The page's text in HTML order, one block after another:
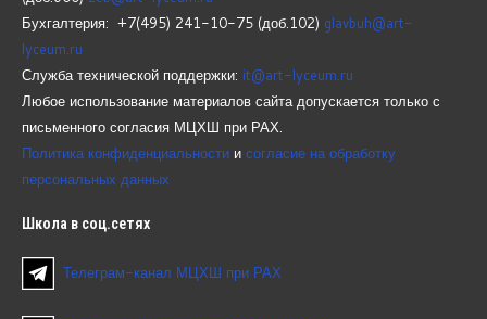
Бухгалтерия: +7(495) 241-10-75 (доб.102) glavbuh@art-
lyceum.ru
Служба технической поддержки: it@art-lyceum.ru
Любое использование материалов сайта допускается только с
письменного согласия МЦХШ при РАХ.
Политика конфиденциальности и согласие на обработку
персональных данных
Школа в соц.сетях
Телеграм-канал МЦХШ при РАХ